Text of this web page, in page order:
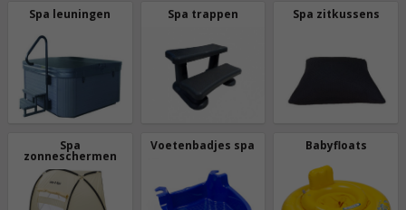
Spa leuningen Spa trappen Spa zitkussens
Spa
zonneschermen
Voetenbadjes spa Babyfloats